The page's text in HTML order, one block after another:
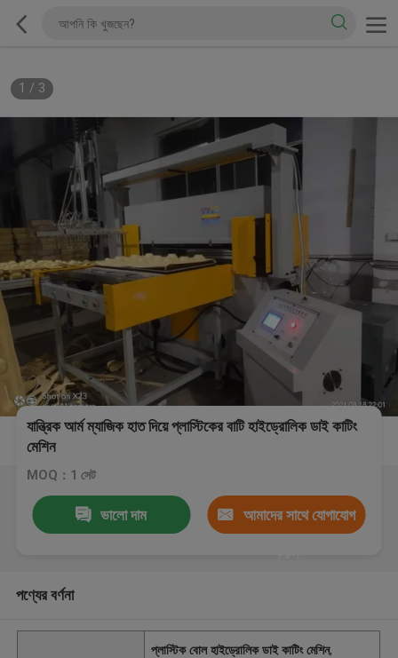
1 / 3
যান্ত্রিক আর্ম ম্যাজিক হাত দিয়ে প্লাস্টিকের বাটি হাইড্রোলিক ডাই কাটিং
মেশিন
MOQ：1 সেট
ভালো দাম আমাদের সাথে যোগাযোগ
পণ্যের বর্ণনা
প্লাস্টিক বোল হাইড্রোলিক ডাই কাটিং মেশিন,